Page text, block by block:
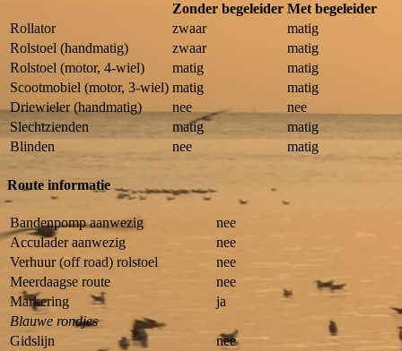
Zonder begeleider Met begeleider
Rollator
zwaar
matig
Rolstoel (handmatig)
zwaar
matig
Rolstoel (motor, 4-wiel)
matig
matig
Scootmobiel (motor, 3-wiel) matig
matig
Driewieler (handmatig)
nee
nee
Slechtzienden
matig
matig
Blinden
nee matig
Route informatie
Bandenpomp aanwezig
nee
Acculader aanwezig
nee
Verhuur (off road) rolstoel
nee
Meerdaagse route
nee
Markering
ja
Blauwe rondjes
Gidslijn
nee